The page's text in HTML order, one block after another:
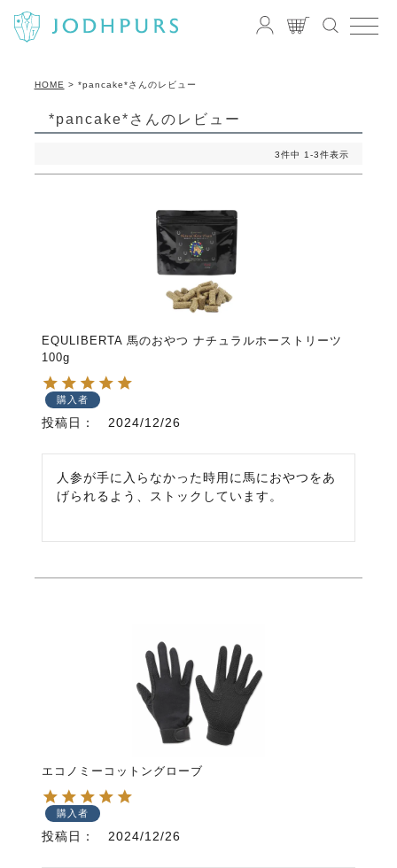
HOME *pancake*さんのレビュー
*pancake*さんのレビュー
3件中 1-3件表示
EQULIBERTA 馬のおやつ ナチュラルホーストリーツ
100g
購入者
投稿日 2024/12/26
人参が手に入らなかった時用に馬におやつをあ
げられるよう、ストックしています。
エコノミーコットングローブ
購入者
投稿日 2024/12/26